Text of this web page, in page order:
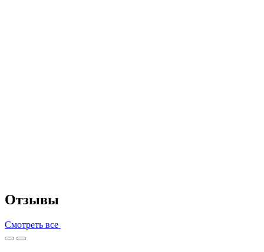
Отзывы
Смотреть все